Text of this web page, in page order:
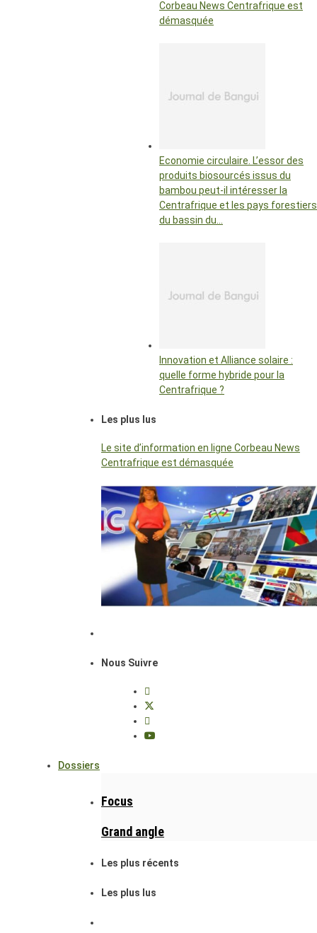
Corbeau News Centrafrique est
démasquée
Economie circulaire. L’essor des
produits biosourcés issus du
bambou peut-il intéresser la
Centrafrique et les pays forestiers
du bassin du…
Innovation et Alliance solaire :
quelle forme hybride pour la
Centrafrique ?
Les plus lus
Le site d’information en ligne Corbeau News
Centrafrique est démasquée
Nous Suivre
Dossiers
Focus
Grand angle
Les plus récents
Les plus lus